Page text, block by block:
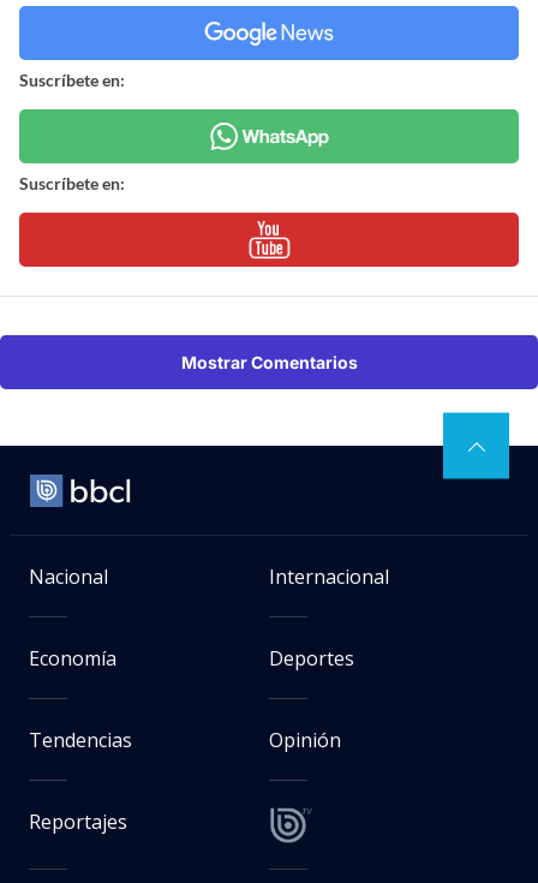
Suscríbete en:
Suscríbete en:
Mostrar Comentarios
Nacional Internacional
Economía Deportes
Tendencias Opinión
Reportajes